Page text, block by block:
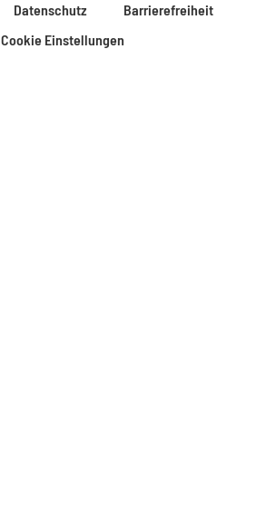
Datenschutz
Barrierefreiheit
Cookie Einstellungen